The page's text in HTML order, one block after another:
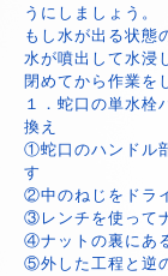
うにしましょう。
もし水が出る状態
水が噴出して水浸
閉めてから作業を
１．蛇口の単水栓
換え
①蛇口のハンドル
す
②中のねじをドラ
③レンチを使って
④ナットの裏にあ
⑤外した工程と逆